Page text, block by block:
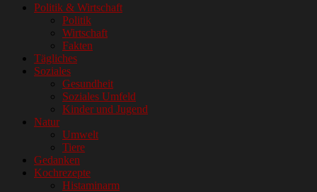
Politik & Wirtschaft
Politik
Wirtschaft
Fakten
Tägliches
Soziales
Gesundheit
Soziales Umfeld
Kinder und Jugend
Natur
Umwelt
Tiere
Gedanken
Kochrezepte
Histaminarm